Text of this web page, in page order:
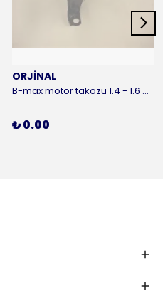
ORJİNAL
B-max motor takozu 1.4 - 1.6 benzinli 2012-2016 ORJİNAL
₺ 0.00